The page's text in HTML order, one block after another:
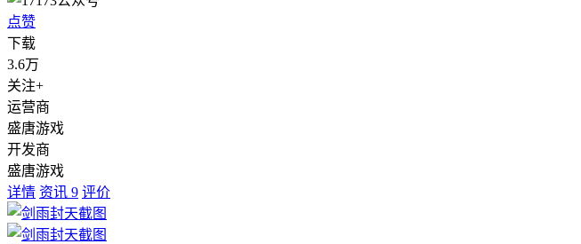
点赞
下载
3.6万
关注+
运营商
盛唐游戏
开发商
盛唐游戏
详情 资讯 9 评价